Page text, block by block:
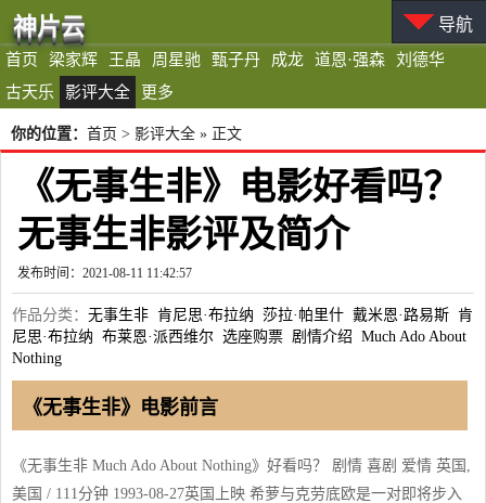
首页 梁家辉 王晶 周星驰 甄子丹 成龙 道恩·强森
刘德华
古天乐
影评大全 更多
神片云 导航
你的位置： 首页 > 影评大全 » 正文
《无事生非》电影好看吗？
无事生非影评及简介
发布时间：2021-08-11 11:42:57
作品分类： 无事生非 肯尼思·布拉纳 莎拉·帕里什 戴米恩·路易斯 肯
尼思·布拉纳 布莱恩·派西维尔 选座购票 剧情介绍 Much Ado About
Nothing
《无事生非》电影前言
《无事生非 Much Ado About Nothing》好看吗？ 剧情 喜剧 爱情 英国,
美国 / 111分钟 1993-08-27英国上映 希萝与克劳底欧是一对即将步入